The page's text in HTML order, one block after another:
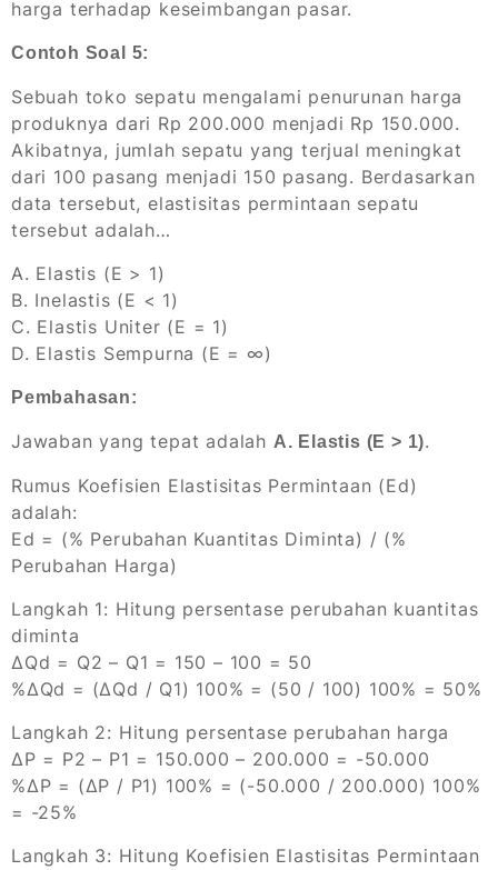
harga terhadap keseimbangan pasar.
Contoh Soal 5:
Sebuah toko sepatu mengalami penurunan harga
produknya dari Rp 200.000 menjadi Rp 150.000.
Akibatnya, jumlah sepatu yang terjual meningkat
dari 100 pasang menjadi 150 pasang. Berdasarkan
data tersebut, elastisitas permintaan sepatu
tersebut adalah…
A. Elastis (E > 1)
B. Inelastis (E < 1)
C. Elastis Uniter (E = 1)
D. Elastis Sempurna (E = ∞)
Pembahasan:
Jawaban yang tepat adalah A. Elastis (E > 1).
Rumus Koefisien Elastisitas Permintaan (Ed)
adalah:
Ed = (% Perubahan Kuantitas Diminta) / (%
Perubahan Harga)
Langkah 1: Hitung persentase perubahan kuantitas
diminta
ΔQd = Q2 – Q1 = 150 – 100 = 50
%ΔQd = (ΔQd / Q1) 100% = (50 / 100) 100% = 50%
Langkah 2: Hitung persentase perubahan harga
ΔP = P2 – P1 = 150.000 – 200.000 = -50.000
%ΔP = (ΔP / P1) 100% = (-50.000 / 200.000) 100%
= -25%
Langkah 3: Hitung Koefisien Elastisitas Permintaan